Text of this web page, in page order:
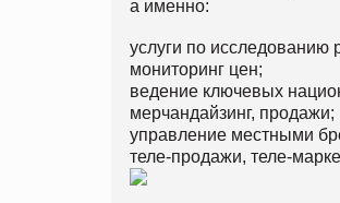
а именно:
услуги по исследованию
мониторинг цен;
ведение ключевых
мерчандайзинг, продажи;
управление местными
теле-продажи, теле-